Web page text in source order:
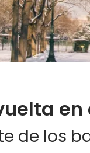
de los